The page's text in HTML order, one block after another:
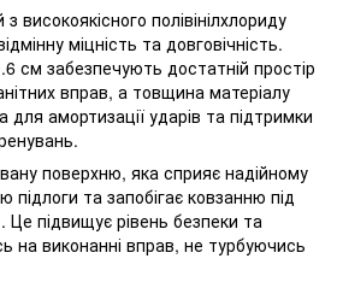
високоякісного полівінілхлориду
міцність та довговічність.
см забезпечують достатній простір
вправ, а товщина матеріалу
для амортизації ударів та підтримки
поверхню, яка сприяє надійному
та запобігає ковзанню під
Це підвищує рівень безпеки та
на виконанні вправ, не турбуючись